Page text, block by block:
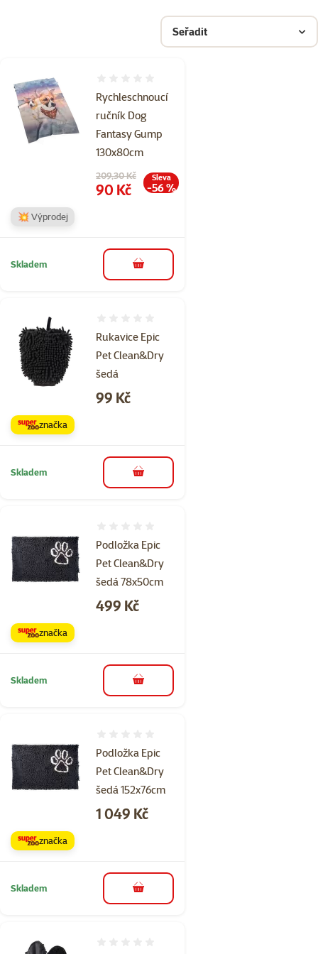
Seřadit
Rychleschnoucí
ručník Dog
Fantasy Gump
130x80cm
Původní cena
209,30 Kč
Cena
90 Kč
Sleva
-56 %
💥 Výprodej
Skladem do košíku
Rukavice Epic
Pet Clean&Dry
šedá
Cena
99 Kč
značka
Skladem do košíku
Podložka Epic
Pet Clean&Dry
šedá 78x50cm
Cena
499 Kč
značka
Skladem do košíku
Podložka Epic
Pet Clean&Dry
šedá 152x76cm
Cena
1 049 Kč
značka
Skladem do košíku